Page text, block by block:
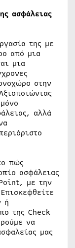
ασφάλειας
της με
από μια
μια
στην
αλλά
πώς
ασφάλειας
με την
ή
της Check
να
μας